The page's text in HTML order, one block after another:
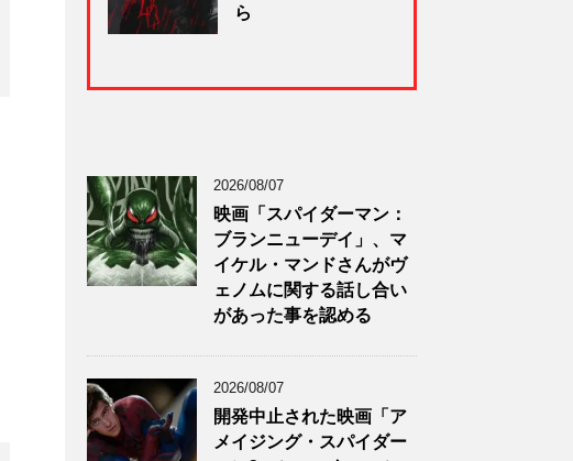
ら
2026/08/07
映画「スパイダーマン：
ブランニューデイ」、マ
イケル・マンドさんがヴ
ェノムに関する話し合い
があった事を認める
2026/08/07
開発中止された映画「ア
メイジング・スパイダー